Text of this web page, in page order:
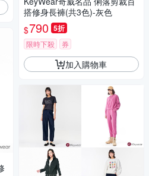
搭修身長褲(共3色)-灰色
$790 5折
限時下殺 券
加入購物車